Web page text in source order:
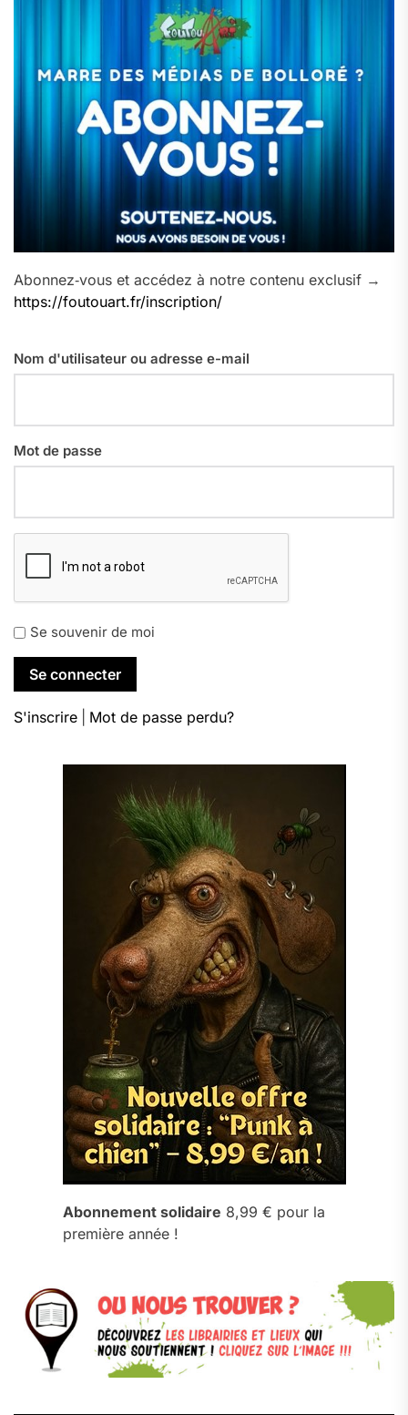
Abonnez‑vous et accédez à notre contenu exclusif →
https://foutouart.fr/inscription/
Nom d'utilisateur ou adresse e-mail
Mot de passe
Se souvenir de moi
S'inscrire Mot de passe perdu?
Abonnement solidaire 8,99 € pour la
première année !